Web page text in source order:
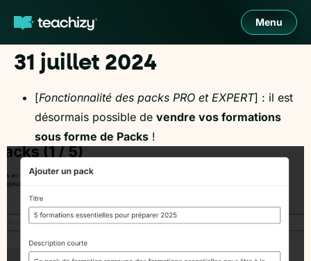
Menu
31 juillet 2024
[Fonctionnalité des packs PRO et EXPERT] : il est
désormais possible de vendre vos formations
sous forme de Packs !